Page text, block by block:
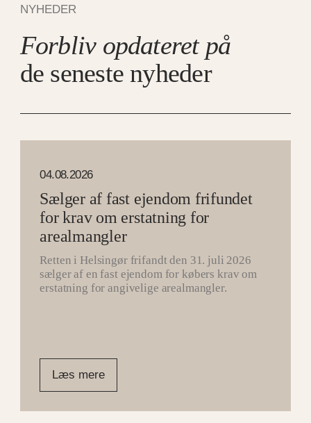
NYHEDER
Forbliv opdateret på
de seneste nyheder
04.08.2026
Sælger af fast ejendom frifundet
for krav om erstatning for
arealmangler
Retten i Helsingør frifandt den 31. juli 2026
sælger af en fast ejendom for købers krav om
erstatning for angivelige arealmangler.
Læs mere